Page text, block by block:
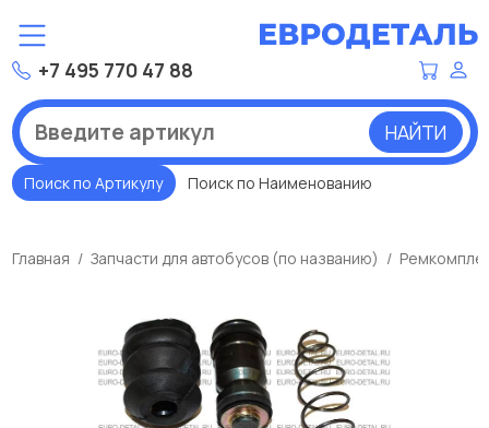
+7 495 770 47 88
НАЙТИ
Поиск по Артикулу Поиск по Наименованию
Главная Запчасти для автобусов (по названию)